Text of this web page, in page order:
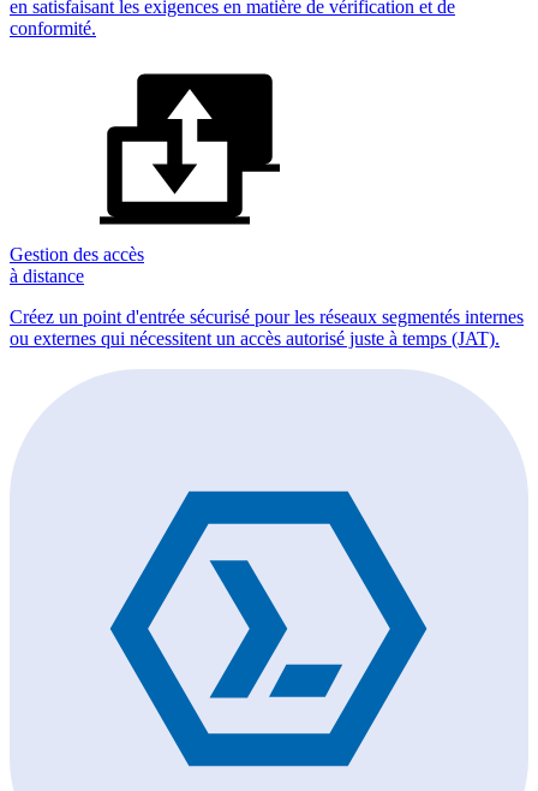
en satisfaisant les exigences en matière de vérification et de
conformité.
Gestion des accès
à distance
Créez un point d'entrée sécurisé pour les réseaux segmentés internes
ou externes qui nécessitent un accès autorisé juste à temps (JAT).